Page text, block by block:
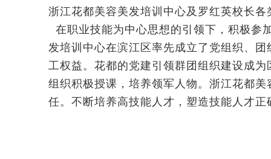
浙江花都美容美发培训中心及罗红英校长各
在职业技能为中心思想的引领下，积极参
发培训中心在滨江区率先成立了党组织、
工权益。花都的党建引领群团组织建设成
组织积极授课，培养领军人物。浙江花都
任。不断培养高技能人才，塑造技能人才